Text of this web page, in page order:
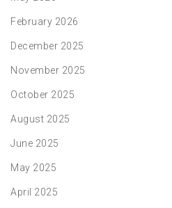
February 2026
December 2025
November 2025
October 2025
August 2025
June 2025
May 2025
April 2025